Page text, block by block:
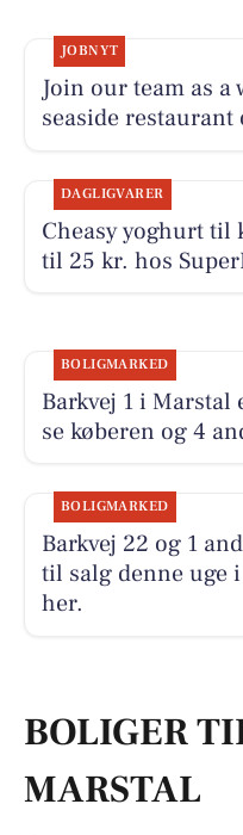
JOBNYT
Join our team as a
seaside restaurant
DAGLIGVARER
Cheasy yoghurt til
til 25 kr. hos
BOLIGMARKED
Barkvej 1 i
se køberen og 4
BOLIGMARKED
Barkvej 22 og 1
til salg denne uge
her.
BOLIGER
MARSTAL